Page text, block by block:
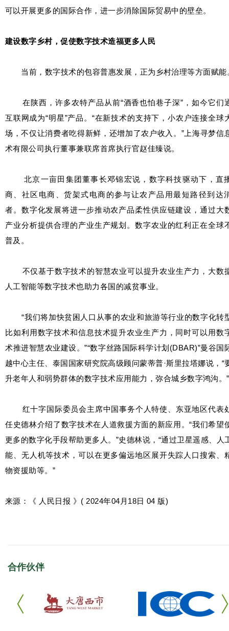
可以开展更多的国际合作，进一步消除国际贸易中的壁垒。
建设数字乡村，促使数字技术造福更多人民
当前，数字技术的包容普惠发展，正为乡村治理等方面赋能
在陕西，许多农特产品从前“酒香也怕巷子深”，如今它们
互联网成为“明星”产品。“在新技术的支持下，小农户连接全球
场，不仅让消费者吃得新鲜，还增加了农户收入。”上海寻梦信
术有限公司执行董事兼联席首席执行官赵佳臻说。
北京一亩田集团董事长邓锦宏说，数字科技驱动下，直
商、社区电商、货架式电商的参与让农产品用最短路径到达
者。数字化发展将进一步推动农产品柔性供应链建设，通过大
产业分析提供合理的产业生产规划。数字农业的红利正在全球
普及。
不仅基于数字技术的智慧农业可以提升农业生产力，大数
人工智能等数字技术也助力各国的减贫事业。
“我们将加快贫困人口从事的农业和旅游等行业的数字化转
比如利用数字技术和信息技术提升农业生产力，同时可以用数
术推进智慧农业建设。”“数字丝路国际科学计划(DBAR)”曼谷国
越中心主任、泰国国家研究院高级顾问蒙蒂普·斯里拉塔娜说，“
升老年人和弱势群体的数字技术应用能力，弥合城乡数字鸿沟。”
红十字国际委员会主席中国事务个人特使、东亚地区代表
任史德林介绍了数字技术在人道救援方面的新应用。“我们希望
更多的数字化手段帮助更多人。”史德林说，“通过卫星遥感、人
能、无人机等技术，可以在更多偏远地区展开失踪人口搜索、
物资援助等。”
来源：《 人民日报 》( 2024年04月18日 04 版)
合作伙伴